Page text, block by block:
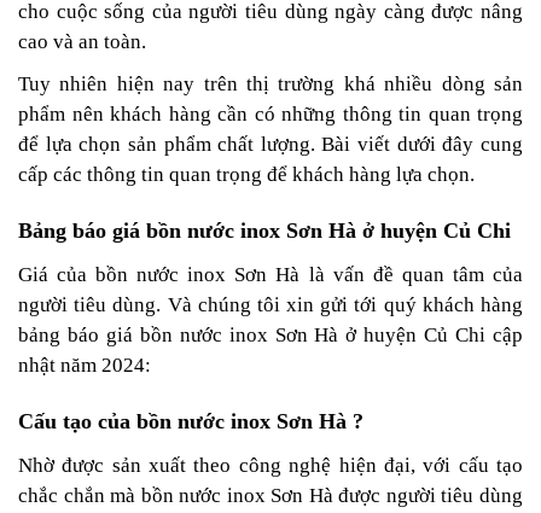
cho cuộc sống của người tiêu dùng ngày càng được nâng
cao và an toàn.
Tuy nhiên hiện nay trên thị trường khá nhiều dòng sản
phẩm nên khách hàng cần có những thông tin quan trọng
để lựa chọn sản phẩm chất lượng. Bài viết dưới đây cung
cấp các thông tin quan trọng để khách hàng lựa chọn.
Bảng báo giá bồn nước inox Sơn Hà ở huyện Củ Chi
Giá của bồn nước inox Sơn Hà là vấn đề quan tâm của
người tiêu dùng. Và chúng tôi xin gửi tới quý khách hàng
bảng báo giá bồn nước inox Sơn Hà ở huyện Củ Chi cập
nhật năm 2024:
Cấu tạo của bồn nước inox Sơn Hà ?
Nhờ được sản xuất theo công nghệ hiện đại, với cấu tạo
chắc chắn mà bồn nước inox Sơn Hà được người tiêu dùng